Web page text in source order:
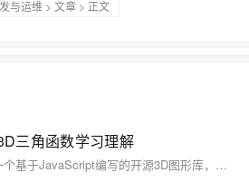
与运维 > 文章 > 正文
三角函数学习理解
1.Three.js简介 Three.js是一个基于JavaScript编写的开源3D图形库，利用WebGL技术在网页上渲染3D图形。它提供了许多高级功能，如几何体、纹理、光照、阴影等，以便开发者能够快速地创建复杂且逼真的3D场景。同时，Three.js还具有很好的跨平台和跨浏览器兼容性，让用户无需安装任何插件就可以在现代浏览器上观看3D内容。